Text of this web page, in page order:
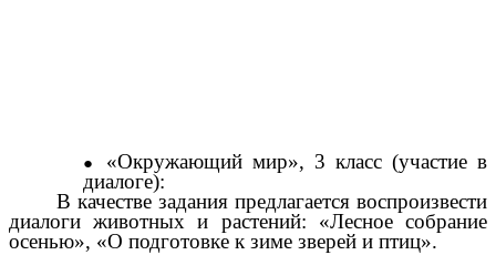
«Окружающий мир», 3 класс (участие в
диалоге):
В качестве задания предлагается воспроизвести
диалоги животных и растений: «Лесное собрание
осенью», «О подготовке к зиме зверей и птиц».